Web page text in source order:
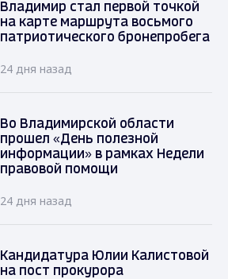
Владимир стал первой точкой
на карте маршрута восьмого
патриотического бронепробега
24 дня назад
Во Владимирской области
прошел «День полезной
информации» в рамках Недели
правовой помощи
24 дня назад
Кандидатура Юлии Калистовой
на пост прокурора